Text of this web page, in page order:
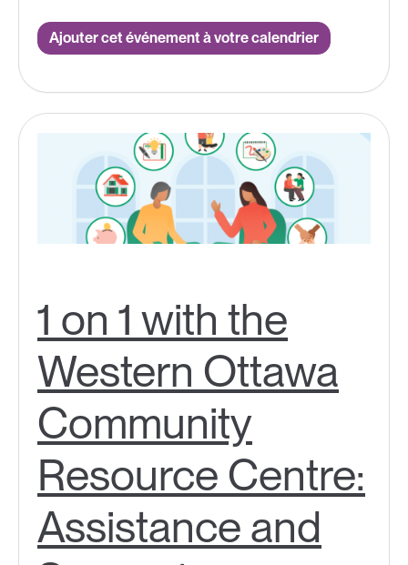
Ajouter cet événement à votre calendrier
1 on 1 with the
Western Ottawa
Community
Resource Centre:
Assistance and